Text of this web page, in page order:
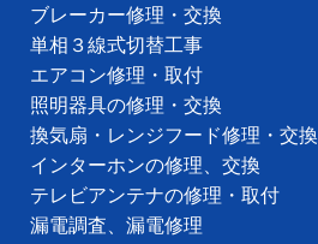
ブレーカー修理・交換
単相３線式切替工事
エアコン修理・取付
照明器具の修理・交換
換気扇・レンジフード修理・交換
インターホンの修理、交換
テレビアンテナの修理・取付
漏電調査、漏電修理